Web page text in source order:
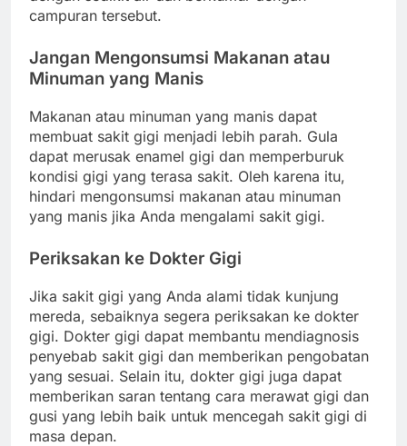
campuran tersebut.
Jangan Mengonsumsi Makanan atau
Minuman yang Manis
Makanan atau minuman yang manis dapat
membuat sakit gigi menjadi lebih parah. Gula
dapat merusak enamel gigi dan memperburuk
kondisi gigi yang terasa sakit. Oleh karena itu,
hindari mengonsumsi makanan atau minuman
yang manis jika Anda mengalami sakit gigi.
Periksakan ke Dokter Gigi
Jika sakit gigi yang Anda alami tidak kunjung
mereda, sebaiknya segera periksakan ke dokter
gigi. Dokter gigi dapat membantu mendiagnosis
penyebab sakit gigi dan memberikan pengobatan
yang sesuai. Selain itu, dokter gigi juga dapat
memberikan saran tentang cara merawat gigi dan
gusi yang lebih baik untuk mencegah sakit gigi di
masa depan.